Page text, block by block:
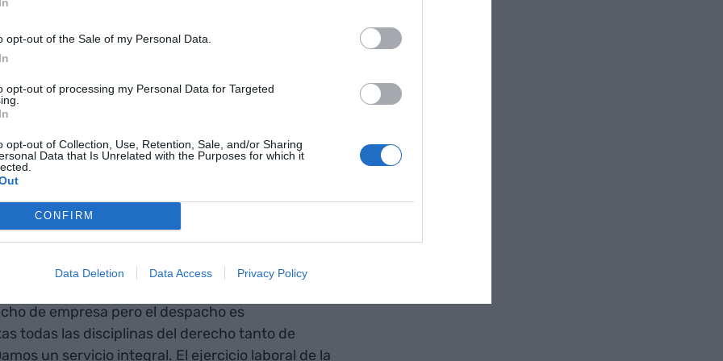
opt-out of the Sale of my Personal Data.
opt-out of processing my Personal Data for Targeted
opt-out of Collection, Use, Retention, Sale, and/or Sharing
Data that Is Unrelated with the Purposes for which it
CONFIRM
Data Deletion Data Access Privacy Policy
y empresas que lo necesitan y ayudar a
y ahora soy
Ser
una visión
de empresa pero el despacho es
todas las disciplinas del derecho tanto de
un servicio integral. El ejercicio laboral de la